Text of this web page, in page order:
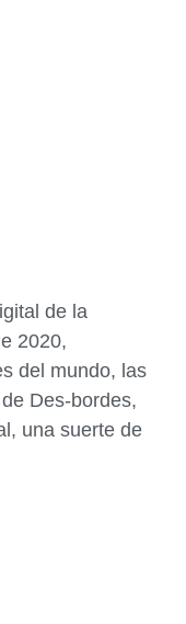
de la
2020,
del mundo, las
Des-bordes,
una suerte de